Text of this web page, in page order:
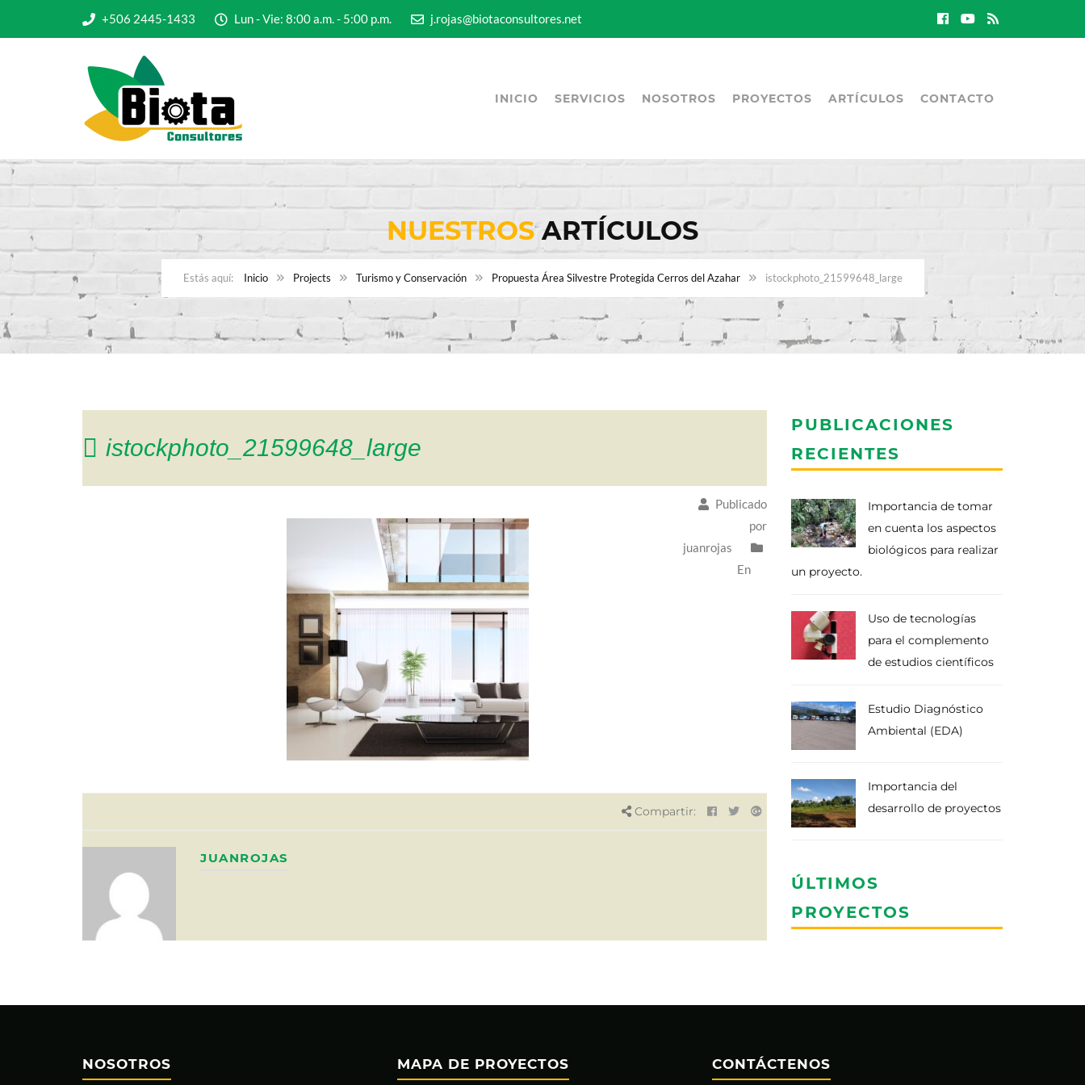
+506 2445-1433 Lun - Vie: 8:00 a.m. - 5:00 p.m. j.rojas@biotaconsultores.net
INICIO SERVICIOS NOSOTROS PROYECTOS ARTÍCULOS CONTACTO
NUESTROSARTÍCULOS
Inicio Projects Turismo y Conservación Propuesta Área Silvestre Protegida Cerros del Azahar istockphoto_21599648_large
istockphoto_21599648_large
Publicado
por
juanrojas
En
Compartir:
JUANROJAS
PUBLICACIONES
RECIENTES
Importancia de tomar
en cuenta los aspectos
biológicos para realizar
un proyecto.
Uso de tecnologías
para el complemento
de estudios científicos
Estudio Diagnóstico
Ambiental (EDA)
Importancia del
desarrollo de proyectos
ÚLTIMOS
PROYECTOS
NOSOTROS MAPA DE PROYECTOS CONTÁCTENOS